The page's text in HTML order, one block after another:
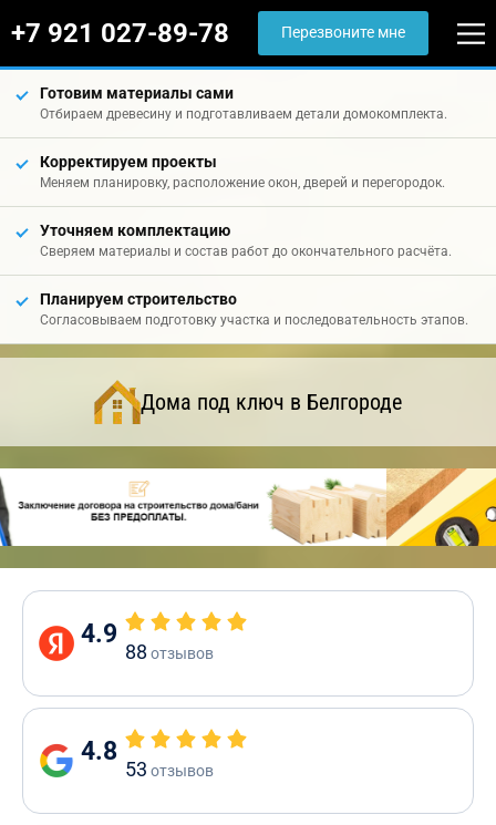
+7 921 027-89-78 Перезвоните мне
Готовим материалы сами
Отбираем древесину и подготавливаем детали домокомплекта.
Корректируем проекты
Меняем планировку, расположение окон, дверей и перегородок.
Уточняем комплектацию
Сверяем материалы и состав работ до окончательного расчёта.
Планируем строительство
Согласовываем подготовку участка и последовательность этапов.
Дома под ключ в Белгороде
4.9
88 отзывов
4.8
53 отзывов